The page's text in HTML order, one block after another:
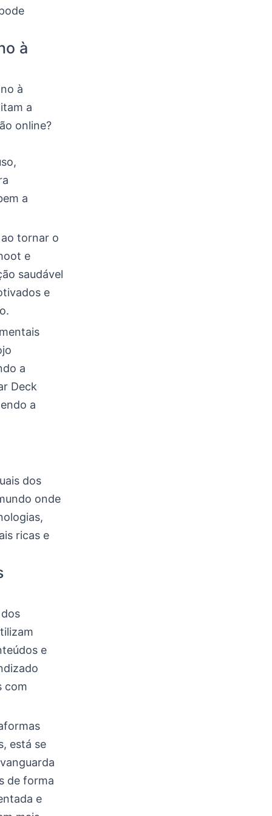
à
à
a
online?
a
tornar o
e
saudável
e
a
Deck
a
dos
onde
ricas e
e
com
está se
de forma
e